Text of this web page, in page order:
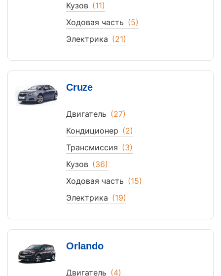
Кузов (11)
Ходовая часть (5)
Электрика (21)
Cruze
Двигатель (27)
Кондиционер (2)
Трансмиссия (3)
Кузов (36)
Ходовая часть (15)
Электрика (19)
Orlando
Двигатель (4)